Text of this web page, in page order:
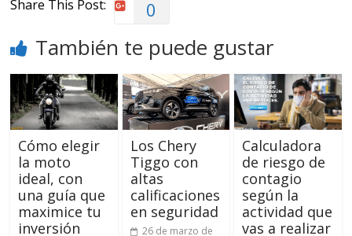
Share This Post: 0
También te puede gustar
Cómo elegir
la moto
ideal, con
una guía que
maximice tu
inversión
Los Chery
Tiggo con
altas
calificaciones
en seguridad
26 de marzo de
Calculadora
de riesgo de
contagio
según la
actividad que
vas a realizar